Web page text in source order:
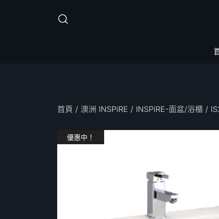
首頁 / 澳洲 INSPiRE / INSPiRE-面盆/浴櫃 /
優惠中！